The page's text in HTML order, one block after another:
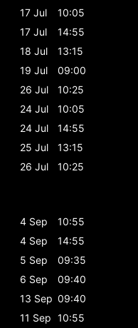
17 Jul
10:05
17 Jul
14:55
18 Jul
13:15
19 Jul
09:00
26 Jul
10:25
24 Jul
10:05
24 Jul
14:55
25 Jul
13:15
26 Jul
10:25
4 Sep
10:55
4 Sep
14:55
5 Sep
09:35
6 Sep
09:40
13 Sep 09:40
11 Sep 10:55